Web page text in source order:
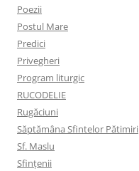
Poezii
Postul Mare
Predici
Privegheri
Program liturgic
RUCODELIE
Rugăciuni
Săptămâna Sfintelor Pătimiri
Sf. Maslu
Sfințenii